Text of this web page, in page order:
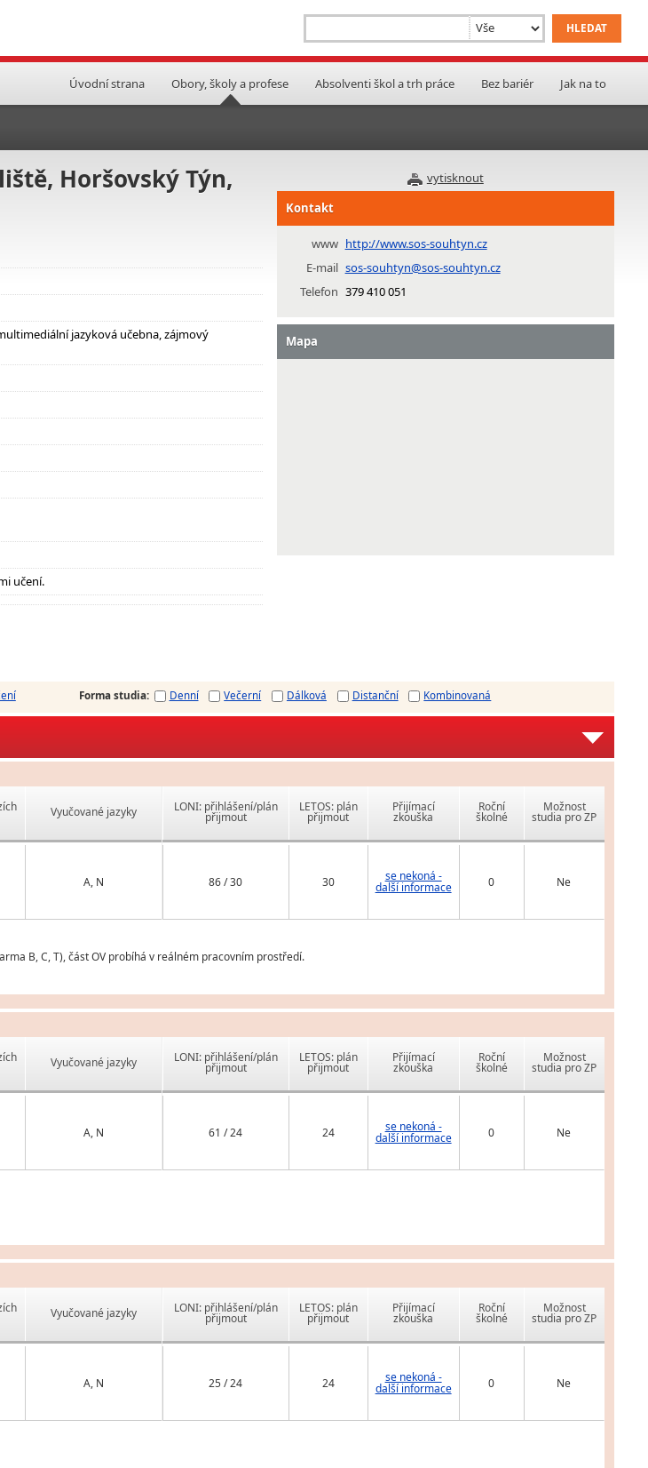
Úvodní strana Obory, školy a profese Absolventi škol a trh práce Bez bariér Jak na to
vytisknout
Horšovský Týn,
jazyková učebna, zájmový
učení.
Kontakt
www http://www.sos-souhtyn.cz
E-mail sos-souhtyn@sos-souhtyn.cz
Telefon 379 410 051
Mapa
Forma studia: Denní Večerní Dálková Distanční Kombinovaná
Vyučované jazyky
A, N
LONI: přihlášení/plán
přijmout
LETOS: plán
přijmout
Přijímací
zkouška
Roční
školné
Možnost
studia pro ZP
86 / 30 30 se nekoná -
další informace 0 Ne
B, C, T), část OV probíhá v reálném pracovním prostředí.
Vyučované jazyky
A, N
LONI: přihlášení/plán
přijmout
LETOS: plán
přijmout
Přijímací
zkouška
Roční
školné
Možnost
studia pro ZP
61 / 24 24 se nekoná -
další informace 0 Ne
Vyučované jazyky
A, N
LONI: přihlášení/plán
přijmout
LETOS: plán
přijmout
Přijímací
zkouška
Roční
školné
Možnost
studia pro ZP
25 / 24 24 se nekoná -
další informace 0 Ne